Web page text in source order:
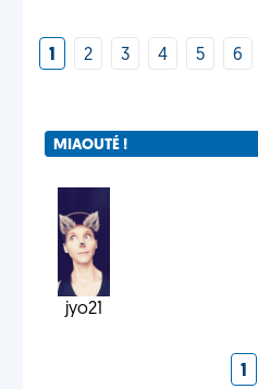
1 2 3 4 5 6
MIAOUTÉ !
jyo21
1